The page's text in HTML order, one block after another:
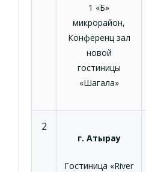
1 «Б»
микрорайон,
Конференц зал
новой
гостиницы
«Шагала»
2
г. Атырау
Гостиница «River